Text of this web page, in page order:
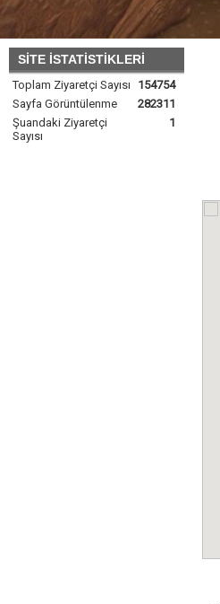
SİTE İSTATİSTİKLERİ
Toplam Ziyaretçi Sayısı
154754
Sayfa Görüntülenme
282311
Şuandaki Ziyaretçi
Sayısı
1